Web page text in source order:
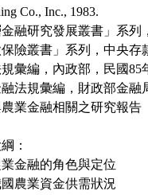
Co., Inc., 1983.
金融研究發展叢書」系列
保險叢書」系列，中央存
彙編，內政部，民國85
法規彙編，財政部金融
業金融相關之研究報告
：
金融的角色與定位
農業資金供需狀況